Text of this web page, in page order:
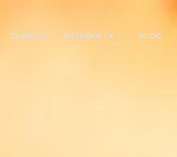
CLIENTES ENTREVISTA BLOG